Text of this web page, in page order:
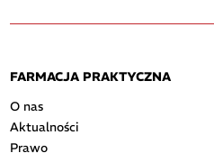
FARMACJA PRAKTYCZNA
O nas
Aktualności
Prawo